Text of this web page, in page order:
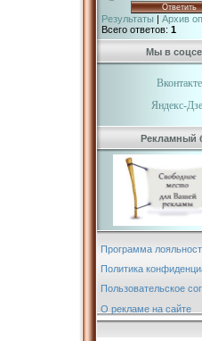
Результаты | Архив
Всего ответов: 1
Мы в
Вконтакте
Яндекс-
Рекламный
Программа
Политика
Пользовательское
О рекламе на сайте